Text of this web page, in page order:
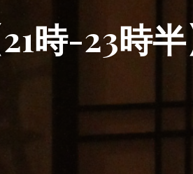
時-23時